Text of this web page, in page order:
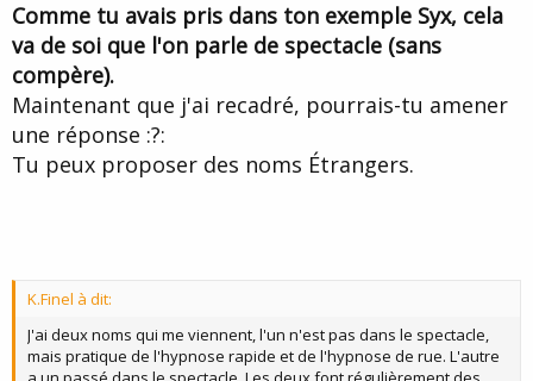
Comme tu avais pris dans ton exemple Syx, cela
va de soi que l'on parle de spectacle (sans
compère).
Maintenant que j'ai recadré, pourrais-tu amener
une réponse :?:
Tu peux proposer des noms Étrangers.
K.Finel à dit:
J'ai deux noms qui me viennent, l'un n'est pas dans le spectacle,
mais pratique de l'hypnose rapide et de l'hypnose de rue. L'autre